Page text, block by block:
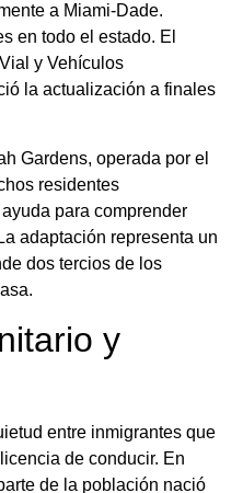
a Miami-Dade.
en todo el estado. El
y Vehículos
la actualización a finales
Gardens, operada por el
residentes
para comprender
adaptación representa un
dos tercios de los
y
entre inmigrantes que
de conducir. En
de la población nació